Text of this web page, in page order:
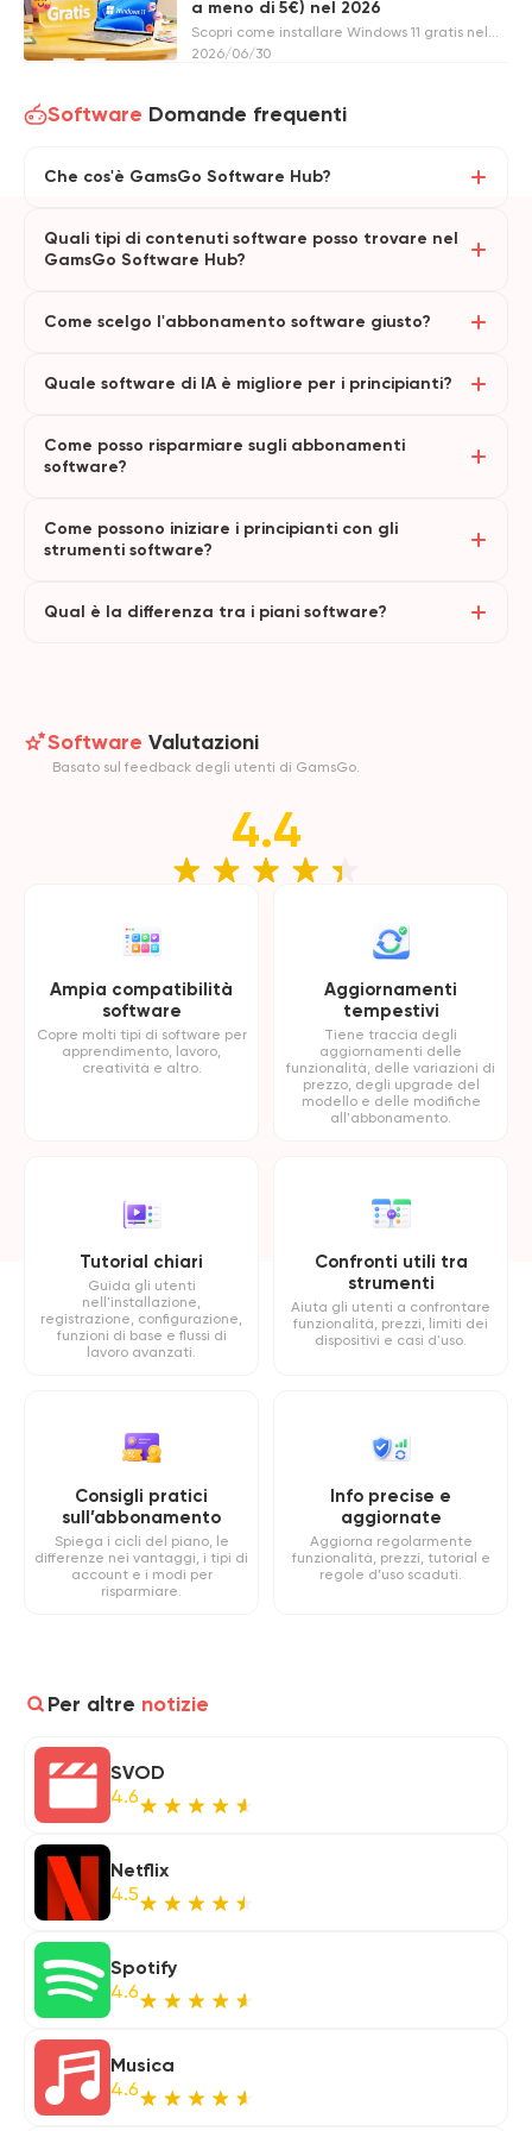
a meno di 5€) nel 2026
Scopri come installare Windows 11 gratis nel
2026. Trova metodi legittimi per ottenere una
2026/06/30
Software Domande frequenti
Che cos'è GamsGo Software Hub?
Quali tipi di contenuti software posso trovare nel
GamsGo Software Hub?
Come scelgo l'abbonamento software giusto?
Quale software di IA è migliore per i principianti?
Come posso risparmiare sugli abbonamenti
software?
Come possono iniziare i principianti con gli
strumenti software?
Qual è la differenza tra i piani software?
Software Valutazioni
Basato sul feedback degli utenti di GamsGo.
4.4
Ampia compatibilità
software
Copre molti tipi di software per
apprendimento, lavoro,
creatività e altro.
Aggiornamenti
tempestivi
Tiene traccia degli
aggiornamenti delle
funzionalità, delle variazioni di
prezzo, degli upgrade del
modello e delle modifiche
all'abbonamento.
Tutorial chiari
Guida gli utenti
nell'installazione,
registrazione, configurazione,
funzioni di base e flussi di
lavoro avanzati.
Confronti utili tra
strumenti
Aiuta gli utenti a confrontare
funzionalità, prezzi, limiti dei
dispositivi e casi d'uso.
Consigli pratici
sull’abbonamento
Spiega i cicli del piano, le
differenze nei vantaggi, i tipi di
account e i modi per
risparmiare.
Info precise e
aggiornate
Aggiorna regolarmente
funzionalità, prezzi, tutorial e
regole d’uso scaduti.
Per altre notizie
SVOD
4.6
Netflix
4.5
Spotify
4.6
Musica
4.6